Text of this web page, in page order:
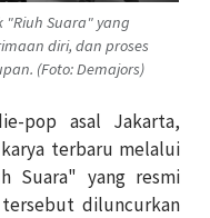
Suara" yang
diri, dan proses
(Foto: Demajors)
pop asal Jakarta,
terbaru melalui
Suara" yang resmi
diluncurkan